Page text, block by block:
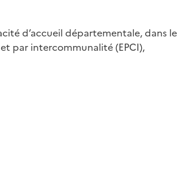
d’accueil départementale, dans le
par intercommunalité (EPCI),